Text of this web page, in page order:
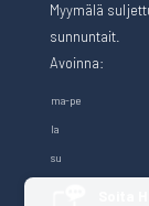
Myymälä
sunnuntait.
Avoinna:
ma-pe
la
su